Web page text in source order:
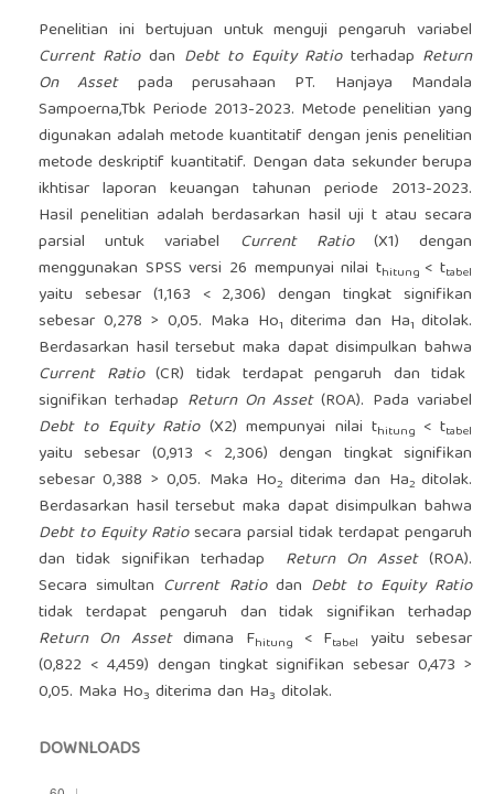
Penelitian ini bertujuan untuk menguji pengaruh variabel
Current Ratiodan Debt to Equity Ratio terhadap Return
On Asset pada perusahaan PT. Hanjaya Mandala
Sampoerna,Tbk Periode 2013-2023. Metode penelitian yang
digunakan adalah metode kuantitatif dengan jenis penelitian
metode deskriptif kuantitatif. Dengan data sekunder berupa
ikhtisar laporan keuangan tahunan periode 2013-2023.
Hasil penelitian adalah berdasarkan hasil uji t atau secara
parsial untuk variabel Current Ratio (X1) dengan
menggunakan SPSS versi 26 mempunyai nilai thitung < ttabel
yaitu sebesar (1,163 < 2,306) dengan tingkat signifikan
sebesar 0,278 > 0,05. Maka Ho1diterima dan Ha1ditolak.
Berdasarkan hasil tersebut maka dapat disimpulkan bahwa
Current Ratio(CR) tidak terdapat pengaruh dan tidak
signifikan terhadap Return On Asset(ROA). Pada variabel
Debt to Equity Ratio (X2) mempunyai nilai thitung < ttabel
yaitu sebesar (0,913 < 2,306) dengan tingkat signifikan
sebesar 0,388 > 0,05. Maka Ho2 diterima dan Ha2ditolak.
Berdasarkan hasil tersebut maka dapat disimpulkan bahwa
Debt to Equity Ratiosecara parsial tidak terdapat pengaruh
dan tidak signifikan terhadap Return On Asset(ROA).
Secara simultan Current Ratio dan Debt to Equity Ratio
tidak terdapat pengaruh dan tidak signifikan terhadap
Return On Assetdimana Fhitung < Ftabel yaitu sebesar
(0,822 < 4,459) dengan tingkat signifikan sebesar 0,473 >
0,05. Maka Ho3 diterima dan Ha3 ditolak.
DOWNLOADS